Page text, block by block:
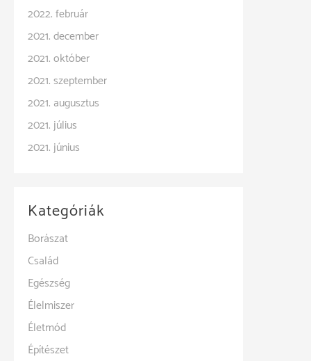
2022. február
2021. december
2021. október
2021. szeptember
2021. augusztus
2021. július
2021. június
Kategóriák
Borászat
Család
Egészség
Élelmiszer
Életmód
Építészet